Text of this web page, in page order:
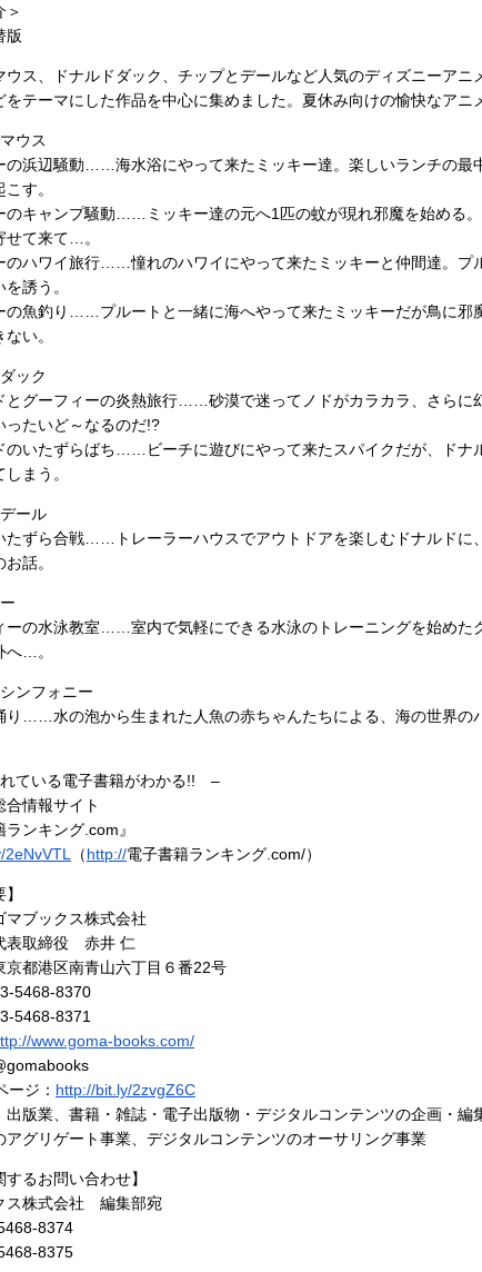
＞
版
ウス、ドナルドダック、チップとデールなど人気のディズニーアニ
をテーマにした作品を中心に集めました。夏休み向けの愉快なアニ
ウス
の浜辺騒動……海水浴にやって来たミッキー達。楽しいランチの最
す。
のキャンプ騒動……ミッキー達の元へ1匹の蚊が現れ邪魔を始める
せて来て…。
のハワイ旅行……憧れのハワイにやって来たミッキーと仲間達。プ
誘う。
の魚釣り……プルートと一緒に海へやって来たミッキーだが鳥に邪
い。
ック
とグーフィーの炎熱旅行……砂漠で迷ってノドがカラカラ、さらに
ったいど～なるのだ!?
のいたずらばち……ビーチに遊びにやって来たスパイクだが、ドナ
まう。
ール
たずら合戦……トレーラーハウスでアウトドアを楽しむドナルドに
話。
ーの水泳教室……室内で気軽にできる水泳のトレーニングを始めた
へ…。
ンフォニー
り……水の泡から生まれた人魚の赤ちゃんたちによる、海の世界の
ている電子書籍がわかる!! –
合情報サイト
ランキング.com』
（http://電子書籍ランキング.com/）
マブックス株式会社
表取締役 赤井 仁
京都港区南青山六丁目６番22号
5468-8370
5468-8371
www.goma-books.com/
ージ： http://bit.ly/2zvgZ6C
出版業、書籍・雑誌・電子出版物・デジタルコンテンツの企画・編
アグリゲート事業、デジタルコンテンツのオーサリング事業
するお問い合わせ】
ス株式会社 編集部宛
8374
8375